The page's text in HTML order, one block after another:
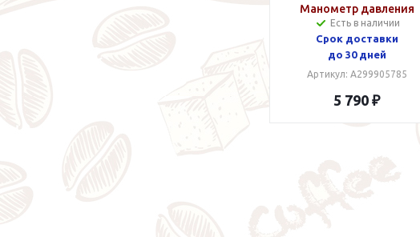
Манометр давления
бойлера
Есть в наличии
Срок доставки
до 30 дней
Артикул: A299905785
5 790 ₽